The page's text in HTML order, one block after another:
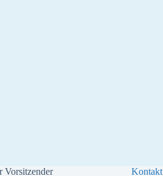
Vorsitzender Kontakt